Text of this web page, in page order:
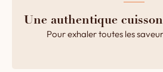
Une authentique
Pour exhaler toutes les